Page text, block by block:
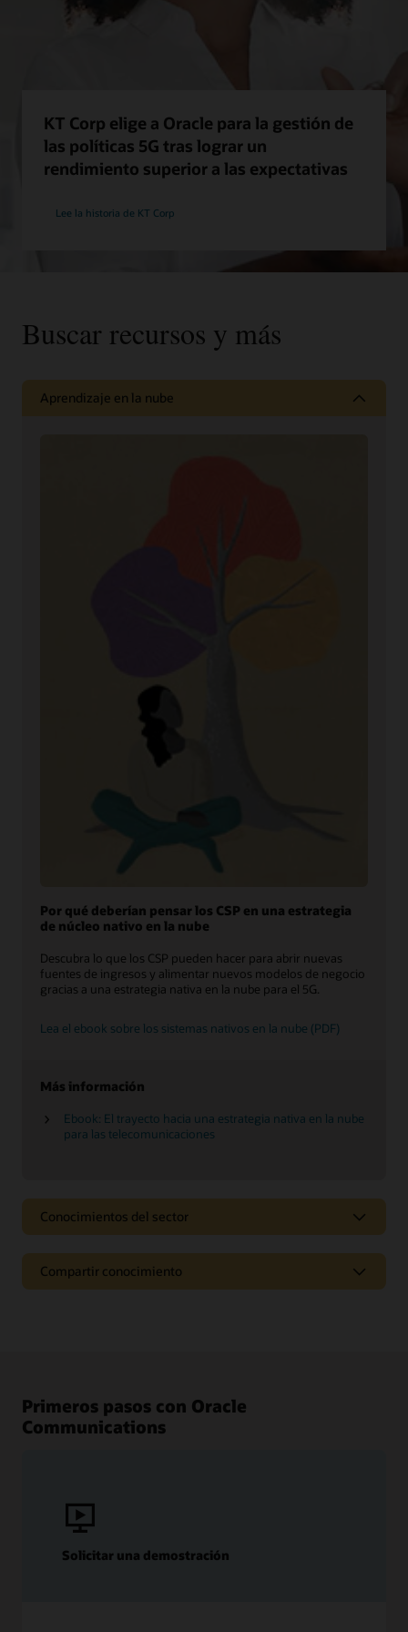
KT Corp elige a Oracle para la gestión de
las políticas 5G tras lograr un
rendimiento superior a las expectativas
Lee la historia de KT Corp
Buscar recursos y más
Aprendizaje en la nube
Por qué deberían pensar los CSP en una estrategia
de núcleo nativo en la nube
Descubra lo que los CSP pueden hacer para abrir nuevas
fuentes de ingresos y alimentar nuevos modelos de negocio
gracias a una estrategia nativa en la nube para el 5G.
Lea el ebook sobre los sistemas nativos en la nube (PDF)
Más información
Ebook: El trayecto hacia una estrategia nativa en la nube
para las telecomunicaciones
Conocimientos del sector
Compartir conocimiento
Primeros pasos con Oracle
Communications
Solicitar una demostración